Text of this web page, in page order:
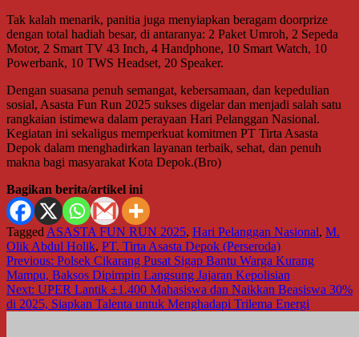
Tak kalah menarik, panitia juga menyiapkan beragam doorprize
dengan total hadiah besar, di antaranya: 2 Paket Umroh, 2 Sepeda
Motor, 2 Smart TV 43 Inch, 4 Handphone, 10 Smart Watch, 10
Powerbank, 10 TWS Headset, 20 Speaker.
Dengan suasana penuh semangat, kebersamaan, dan kepedulian
sosial, Asasta Fun Run 2025 sukses digelar dan menjadi salah satu
rangkaian istimewa dalam perayaan Hari Pelanggan Nasional.
Kegiatan ini sekaligus memperkuat komitmen PT Tirta Asasta
Depok dalam menghadirkan layanan terbaik, sehat, dan penuh
makna bagi masyarakat Kota Depok.(Bro)
Bagikan berita/artikel ini
Tagged ASASTA FUN RUN 2025, Hari Pelanggan Nasional, M.
Olik Abdul Holik, PT. Tirta Asasta Depok (Perseroda)
Navigasi
pos
Previous: Polsek Cikarang Pusat Sigap Bantu Warga Kurang
Mampu, Baksos Dipimpin Langsung Jajaran Kepolisian
Next: UPER Lantik ±1.400 Mahasiswa dan Naikkan Beasiswa 30%
di 2025, Siapkan Talenta untuk Menghadapi Trilema Energi